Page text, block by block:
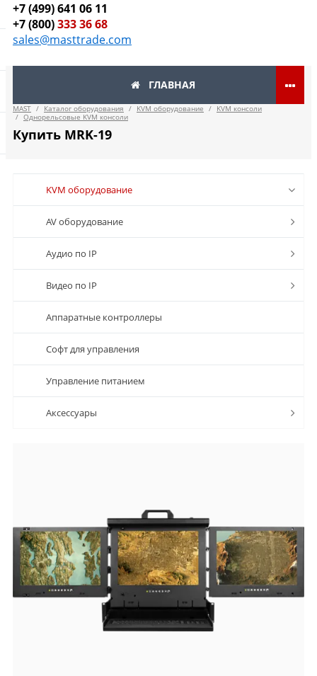
+7 (499) 641 06 11
+7 (800)333 36 68
sales@masttrade.com
ГЛАВНАЯ
MAST / Каталог оборудования / KVM оборудование /
KVM консоли
/ Однорельсовые KVM консоли
Купить MRK-19
KVM оборудование
AV оборудование
Аудио по IP
Видео по IP
Аппаратные контроллеры
Софт для управления
Управление питанием
Аксессуары